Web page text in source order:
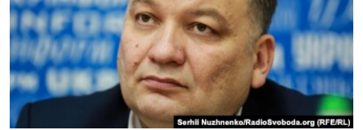
ПРОПАВШИЕ БЕЗ ВЕСТИ
ПОБЕДИТЕЛЕЙ НЕ СУДЯТ?
КРЫМ.НЕПОКОРЕННЫЙ
ELIFBE
УКРАИНСКАЯ ПРОБЛЕМА КРЫМА
ПРИСОЕДИНЯЙТЕСЬ!